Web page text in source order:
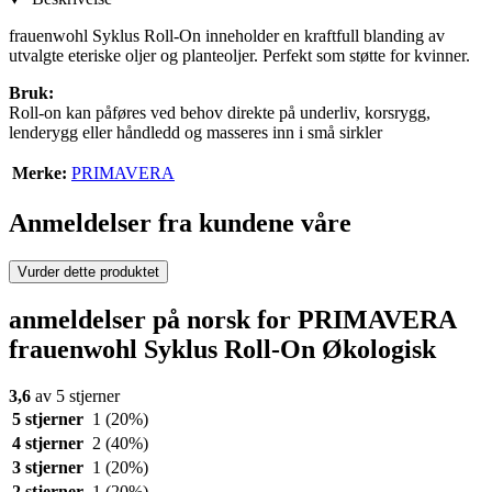
frauenwohl Syklus Roll-On inneholder en kraftfull blanding av
utvalgte eteriske oljer og planteoljer. Perfekt som støtte for kvinner.
Bruk:
Roll-on kan påføres ved behov direkte på underliv, korsrygg,
lenderygg eller håndledd og masseres inn i små sirkler
Merke: PRIMAVERA
Anmeldelser fra kundene våre
Vurder dette produktet
anmeldelser på norsk for PRIMAVERA
frauenwohl Syklus Roll-On Økologisk
3,6 av 5 stjerner
5 stjerner 1 (20%)
4 stjerner 2 (40%)
3 stjerner 1 (20%)